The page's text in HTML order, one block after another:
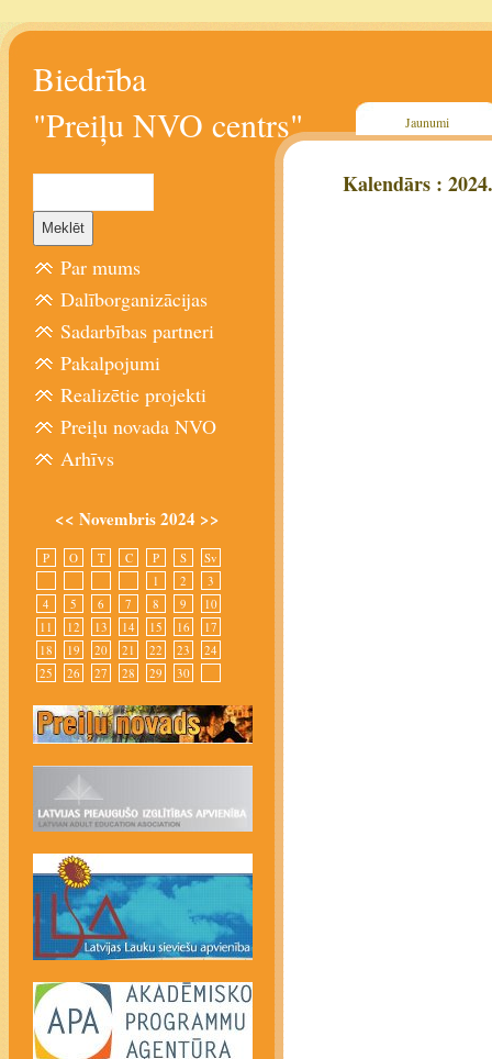
Biedrība
"Preiļu NVO centrs"
Jaunumi
Kalendārs :
Par mums
Dalīborganizācijas
Sadarbības partneri
Pakalpojumi
Realizētie projekti
Preiļu novada NVO
Arhīvs
<< Novembris 2024 >>
P O T C P S
Sv
1
2
3
4
5 6 7 8 9
10
11
12 13 14 15 16
17
18
19 20 21 22 23
24
25
26 27 28 29 30